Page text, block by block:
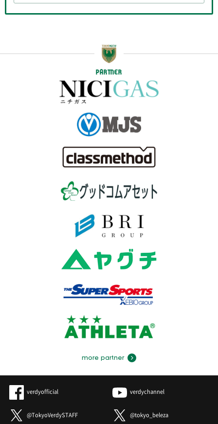
PARTNER
more partner
verdyofficial verdychannel
@TokyoVerdySTAFF @tokyo_beleza